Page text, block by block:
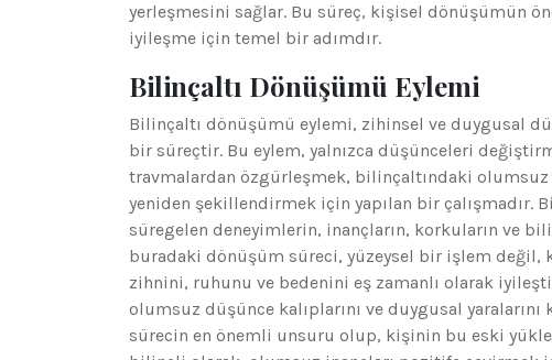
yerleşmesini sağlar. Bu süreç, kişisel dönüşümün
iyileşme için temel bir adımdır.
Bilinçaltı Dönüşümü Eylemi
Bilinçaltı dönüşümü eylemi, zihinsel ve duygusal
bir süreçtir. Bu eylem, yalnızca düşünceleri
travmalardan özgürleşmek, bilinçaltındaki olumsuz
yeniden şekillendirmek için yapılan bir çalışmadır.
süregelen deneyimlerin, inançların, korkuların ve
buradaki dönüşüm süreci, yüzeysel bir işlem
zihnini, ruhunu ve bedenini eş zamanlı olarak
olumsuz düşünce kalıplarını ve duygusal
sürecin en önemli unsuru olup, kişinin bu eski